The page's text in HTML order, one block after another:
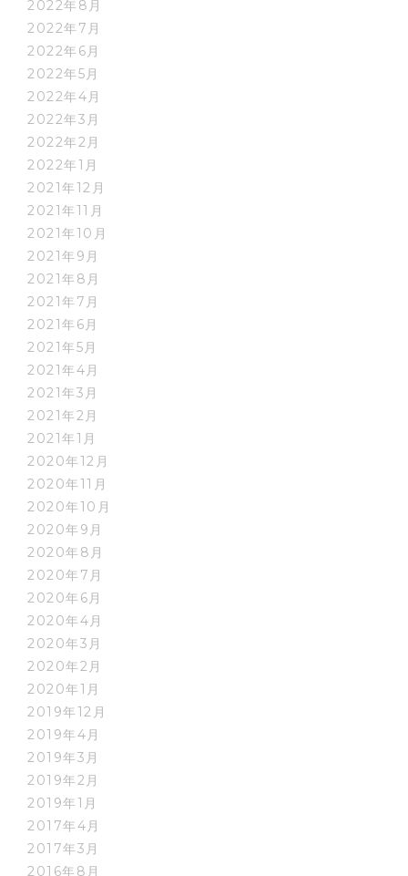
2022年8月
2022年7月
2022年6月
2022年5月
2022年4月
2022年3月
2022年2月
2022年1月
2021年12月
2021年11月
2021年10月
2021年9月
2021年8月
2021年7月
2021年6月
2021年5月
2021年4月
2021年3月
2021年2月
2021年1月
2020年12月
2020年11月
2020年10月
2020年9月
2020年8月
2020年7月
2020年6月
2020年4月
2020年3月
2020年2月
2020年1月
2019年12月
2019年4月
2019年3月
2019年2月
2019年1月
2017年4月
2017年3月
2016年8月